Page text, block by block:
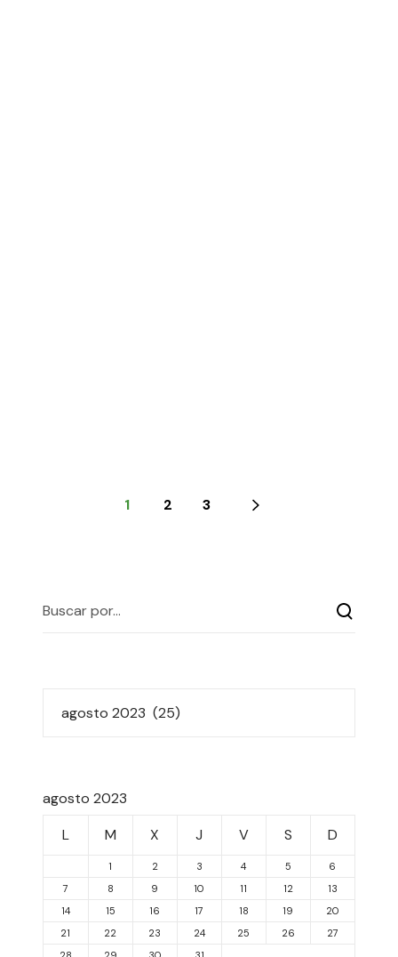
1 2 3
agosto 2023
L
M X J V S D
1 2 3 4 5
6
7
8 9 10 11 12
13
14
15 16 17 18 19
20
21
22 23 24 25 26
27